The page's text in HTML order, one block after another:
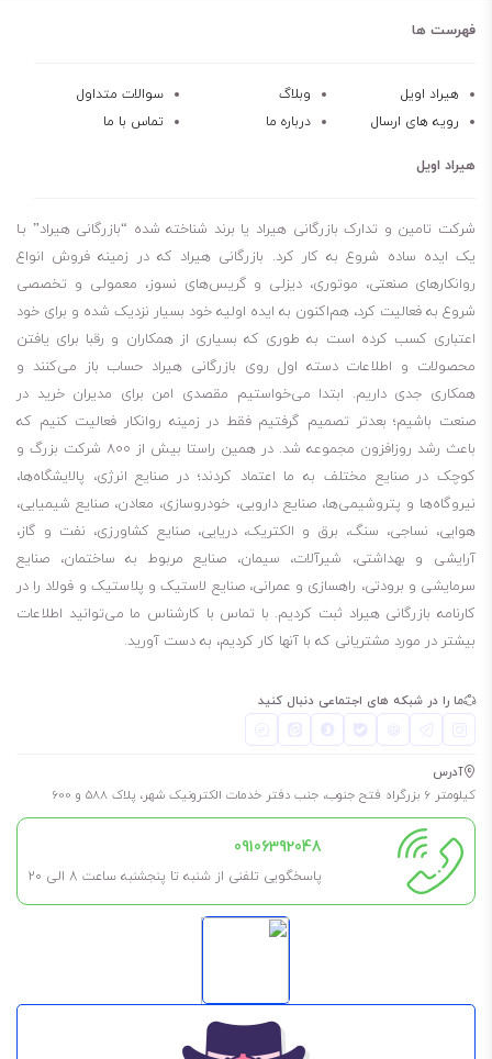
همچنین این روغن در صنایع کنسروسازی نیز استفاده می‎‌شود.
قطعات، موجب افزایش طول عمر آنها می‌گردد.
این روغن محافظت بالایی در برابر سایش و خوردگی دارد.
محافظت در برابر سایش
محافظت در برابر خوردگی
افزایش طول عمر قطعات
جلوگیری از تشکیل رسوب و لجن
برای کسانی که می‌پرسند
روغن فوکس کسیدا fuchs cassida fluid gl 220
چند لیتر است، باید بگویم مظروف 10 لیتری و 22 لیتری این روغن موجود
است. لطفا توجه داشته باشید، برای چک کردن موجودی انبار مبنی بر اینکه
مظروف مورد نیاز شما موجود هست یا نه، باید با شماره‌هایی که در سایت
قرار دادیم، تماس بگیرید.
10 لیتری
22 لیتری
برای طولانی شدن عمر روغن و گریس، حتما در فضای خشک، بدون رطوبت و
مسقف نگهداری شود. به این معنی که در کارگاه در معرض باد و باران نباشد
این روغن بی‌رنگ است.
فهرست ها
هیراد اویل وبلاگ
سوالات متداول
رویه های ارسال
درباره ما تماس با ما
هیراد اویل
شرکت تامین و تدارک بازرگانی هیراد یا برند شناخته شده “بازرگانی هیراد” بـا
یک ایده ساده شروع به کار کرد. بازرگانی هیراد که در زمینه فروش انواع
روانکارهای صنعتی، موتوری، دیزلی و گریس‌های نسوز، معمولی و تخصصی
شروع به فعالیت کرد، هم‌اکنون به ایده اولیه خود بسیار نزدیک شده و برای خود
اعتباری کسب کرده است به طوری که بسیاری از همکاران و رقبا برای یافتن
محصولات و اطلاعات دسته اول روی بازرگانی هیراد حساب باز می‌کنند و
همکاری جدی داریم. ابتدا می‌خواستیم مقصدی امن برای مدیران خرید در
صنعت باشیم؛ بعدتر تصمیم گرفتیم فقط در زمینه روانکار فعالیت کنیم که
باعث رشد روزافزون مجموعه شد. در همین راستا بیش از 800 شرکت بزرگ و
کوچک در صنایع مختلف به ما اعتماد کردند؛ در صنایع انرژی، پالایشگاه‌ها،
نیروگاه‌ها و پتروشیمی‌ها، صنایع دارویی، خودروسازی، معادن، صنایع شیمیایی،
هوایی، نساجی، سنگ، برق و الکتریک، دریایی، صنایع کشاورزی، نفت و گاز،
آرایشی و بهداشتی، شیرآلات، سیمان، صنایع مربوط به ساختمان، صنایع
سرمایشی و برودتی، راهسازی و عمرانی، صنایع لاستیک و پلاستیک و فولاد را در
کارنامه بازرگانی هیراد ثبت کردیم. با تماس با کارشناس ما می‌توانید اطلاعات
بیشتر در مورد مشتریانی که با آنها کار کردیم، به دست آورید.
ما را در شبکه های اجتماعی دنبال کنید
آدرس
کیلومتر 6 بزرگراه فتح جنوب، جنب دفتر خدمات الکترونیک شهر، پلاک 588 و 600
09106392048
پاسخگویی تلفنی از شنبه تا پنجشنبه ساعت 8 الی ۲۰